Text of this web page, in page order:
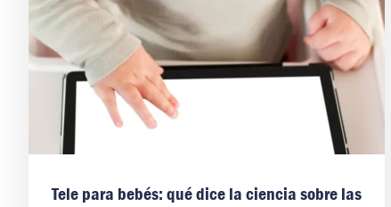
Tele para bebés: qué dice la ciencia sobre las